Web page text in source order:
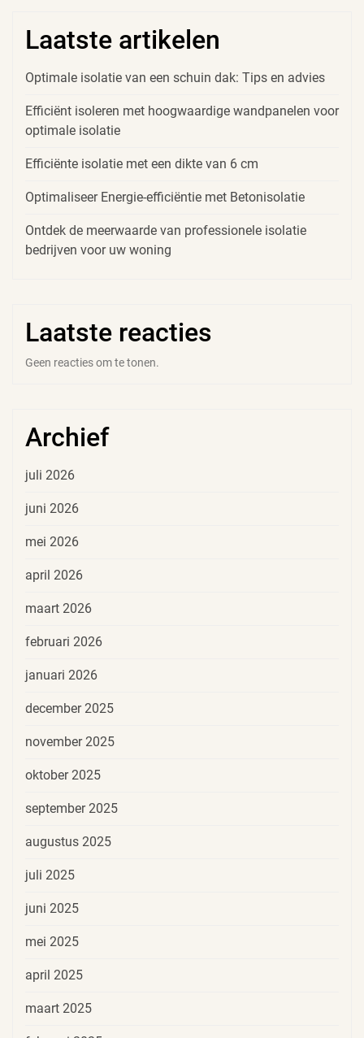
Laatste artikelen
Optimale isolatie van een schuin dak: Tips en advies
Efficiënt isoleren met hoogwaardige wandpanelen voor
optimale isolatie
Efficiënte isolatie met een dikte van 6 cm
Optimaliseer Energie-efficiëntie met Betonisolatie
Ontdek de meerwaarde van professionele isolatie
bedrijven voor uw woning
Laatste reacties
Geen reacties om te tonen.
Archief
juli 2026
juni 2026
mei 2026
april 2026
maart 2026
februari 2026
januari 2026
december 2025
november 2025
oktober 2025
september 2025
augustus 2025
juli 2025
juni 2025
mei 2025
april 2025
maart 2025